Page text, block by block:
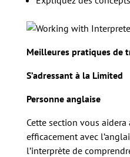
Meilleures pratiques de
S’adressant à la Limited
Personne anglaise
Cette section vous
efficacement avec
l’interprète de